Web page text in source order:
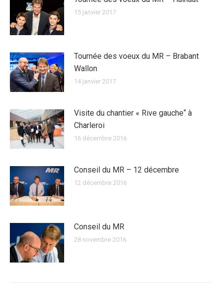
15 janvier 2017
Tournée des voeux du MR – Brabant
Wallon
14 janvier 2017
Visite du chantier « Rive gauche“ à
Charleroi
16 décembre 2016
Conseil du MR – 12 décembre
12 décembre 2016
Conseil du MR
28 novembre 2016